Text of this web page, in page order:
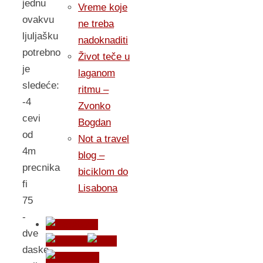
jednu
ovakvu
ljuljašku
potrebno
je
sledeće:
-4
cevi
od
4m
precnika
fi
75
-
dve
daske,
Vreme koje
ne treba
nadoknaditi
Život teče u
laganom
ritmu –
Zvonko
Bogdan
Not a travel
blog –
biciklom do
Lisabona